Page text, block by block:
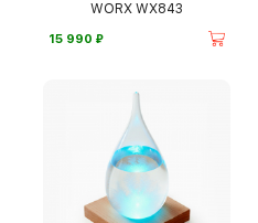
WORX WX843
15 990 ⃏